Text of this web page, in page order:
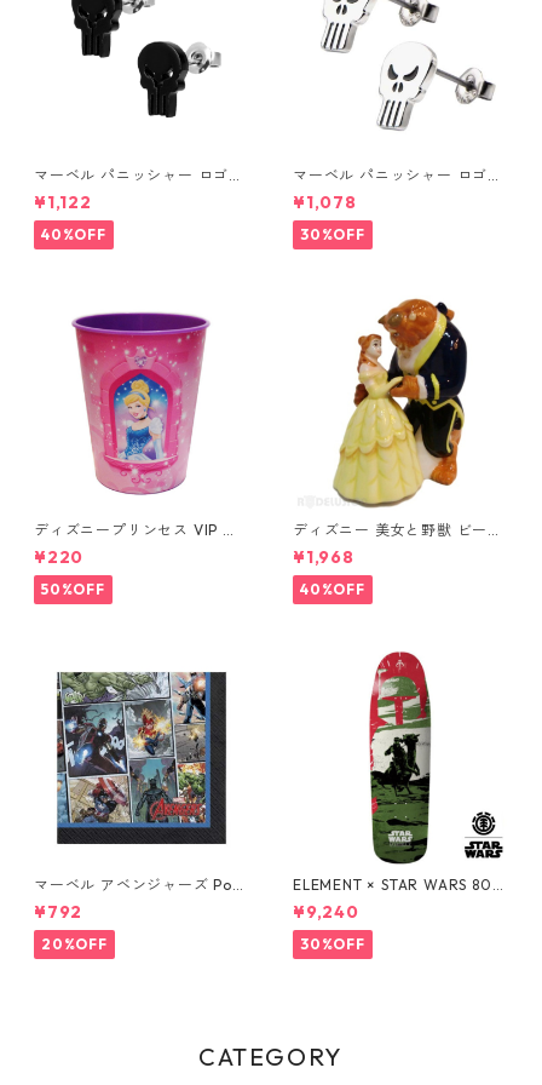
マーベル パニッシャー ロゴス
タッドピアス ブラック MARV
EL
¥1,122
40%OFF
マーベル パニッシャー ロゴス
タッドピアス シルバー MARV
EL
¥1,078
30%OFF
ディズニープリンセス VIP パ
ーティーカップ コップ DISNE
Y
¥220
50%OFF
ディズニー 美女と野獣 ビース
ト&ベル ソルト&ペッパー DIS
NEY
¥1,968
40%OFF
マーベル アベンジャーズ Pow
ers Unite 16pcペーパーナプ
キン MARVEL 紙ナプキン Ave
ngers
¥792
20%OFF
ELEMENT × STAR WARS 80S
BOBA FETT SKATEBOARD D
ECK ボバ・フェット スケート
ボードデッキ エレメント スタ
ー・ウォーズ
¥9,240
30%OFF
CATEGORY